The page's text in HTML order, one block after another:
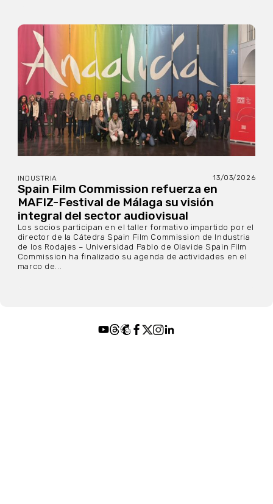
INDUSTRIA 13/03/2026
Spain Film Commission refuerza en
MAFIZ-Festival de Málaga su visión
integral del sector audiovisual
Los socios participan en el taller formativo impartido por el
director de la Cátedra Spain Film Commission de Industria
de los Rodajes – Universidad Pablo de Olavide Spain Film
Commission ha finalizado su agenda de actividades en el
marco de...